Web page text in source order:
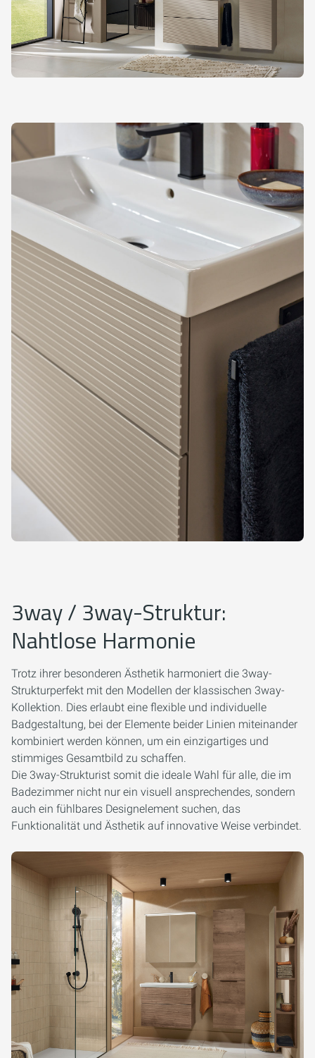
3way / 3way-Struktur:
Nahtlose Harmonie
Trotz ihrer besonderen Ästhetik harmoniert die 3way-
Strukturperfekt mit den Modellen der klassischen 3way-
Kollektion. Dies erlaubt eine flexible und individuelle
Badgestaltung, bei der Elemente beider Linien miteinander
kombiniert werden können, um ein einzigartiges und
stimmiges Gesamtbild zu schaffen.
Die 3way-Strukturist somit die ideale Wahl für alle, die im
Badezimmer nicht nur ein visuell ansprechendes, sondern
auch ein fühlbares Designelement suchen, das
Funktionalität und Ästhetik auf innovative Weise verbindet.